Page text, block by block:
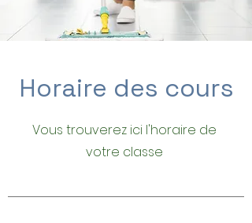
Horaire des cours
Vous trouverez ici l'horaire de
votre classe